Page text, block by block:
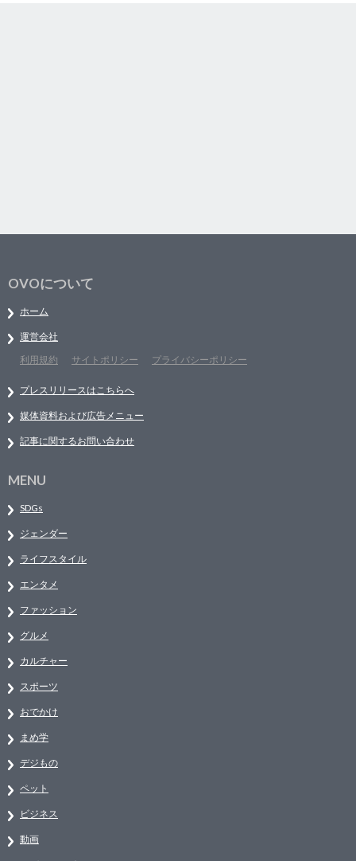
OVOについて
ホーム
運営会社
利用規約
サイトポリシー プライバシーポリシー
プレスリリースはこちらへ
媒体資料および広告メニュー
記事に関するお問い合わせ
MENU
SDGs
ジェンダー
ライフスタイル
エンタメ
ファッション
グルメ
カルチャー
スポーツ
おでかけ
まめ学
デジもの
ペット
ビジネス
動画